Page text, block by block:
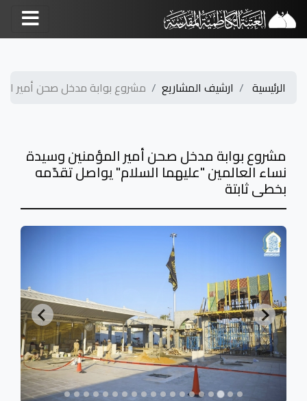
الرئيسية ارشيف المشاريع مشروع بوابة مدخل صحن أمير
مشروع بوابة مدخل صحن أمير المؤمنين وسيدة
نساء العالمين "عليهما السلام" يواصل تقدّمه
بخطى ثابتة